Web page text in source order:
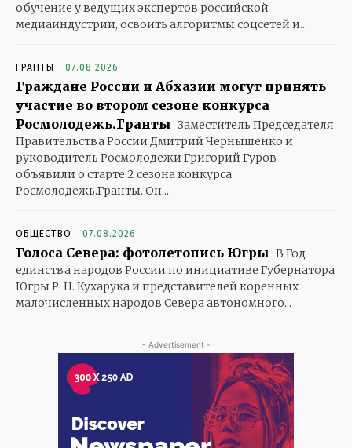
обучение у ведущих экспертов российской
медиаиндустрии, освоить алгоритмы соцсетей и...
ГРАНТЫ 07.08.2026
Граждане России и Абхазии могут принять
участие во втором сезоне конкурса
Росмолодежь.Гранты Заместитель Председателя
Правительства России Дмитрий Чернышенко и
руководитель Росмолодежи Григорий Гуров
объявили о старте 2 сезона конкурса
Росмолодежь.Гранты. Он...
ОБЩЕСТВО 07.08.2026
Голоса Севера: фотолетопись Югры В Год
единства народов России по инициативе Губернатора
Югры Р. Н. Кухарука и представителей коренных
малочисленных народов Севера автономного...
- Advertisement -